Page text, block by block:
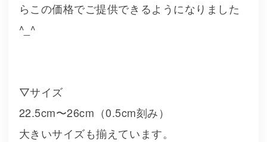
らこの価格でご提供できるようになりました
^_^
▽サイズ
22.5cm〜26cm（0.5cm刻み）
大きいサイズも揃えています。